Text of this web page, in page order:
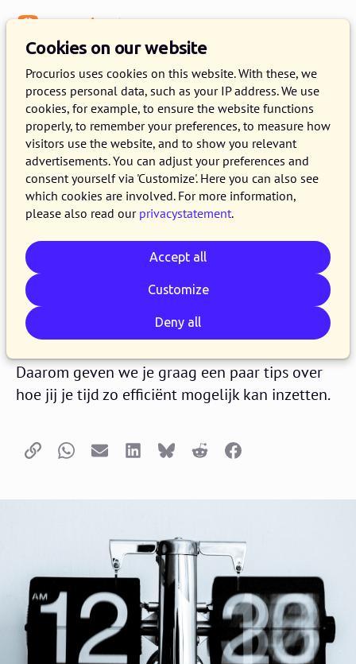
Cookies on our website
Procurios uses cookies on this website. With these, we
process personal data, such as your IP address. We use
cookies, for example, to ensure the website functions
properly, to remember your preferences, to measure how
visitors use the website, and to show you relevant
advertisements. You can adjust your preferences and
consent yourself via 'Customize'. Here you can also see
which cookies are involved. For more information,
please also read our privacystatement.
Accept all
Customize
Deny all
Fundraising
Marketing tips voor online
fondsenwervers met weinig tijd
15 NOVEMBER 2016 JENNIFER LIE FONG 3 MINUTE READ
Voor fondsenwervers is het binnenhalen van
donateurs en leden zo ongeveer de meest
belangrijke marketingdoelstelling. En niet
alleen is het aantrekken van donateurs
essentieel, ook het onderhouden van een goede
relatie met deze donateurs is noodzakelijk voor
jouw goede doel. Het bedenken, plannen en
Daarom geven we je graag een paar tips over
hoe jij je tijd zo efficiënt mogelijk kan inzetten.
Copy linkWhatsappEmail LinkedInBlueskyReddit Facebook